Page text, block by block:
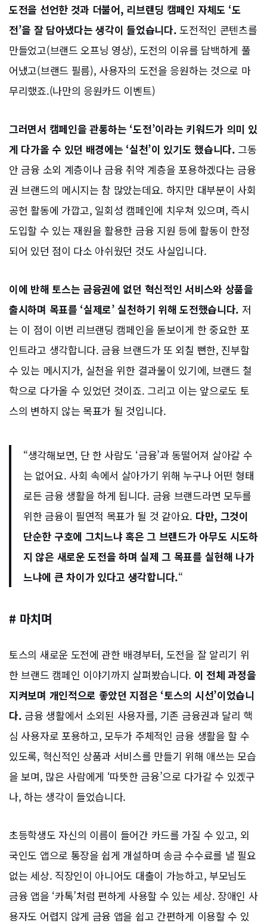
도전을 선언한 것과 더불어, 리브랜딩 캠페인 자체도 ‘도
전’을 잘 담아냈다는 생각이 들었습니다.도전적인 콘텐츠를
만들었고(브랜드 오프닝 영상), 도전의 이유를 담백하게 풀
어냈고(브랜드 필름), 사용자의 도전을 응원하는 것으로 마
무리했죠.(나만의 응원카드 이벤트)
그러면서 캠페인을 관통하는 ‘도전’이라는 키워드가 의미 있
게 다가올 수 있던 배경에는 ‘실천’이 있기도 했습니다. 그동
안 금융 소외 계층이나 금융 취약 계층을 포용하겠다는 금융
권 브랜드의 메시지는 참 많았는데요. 하지만 대부분이 사회
공헌 활동에 가깝고, 일회성 캠페인에 치우쳐 있으며, 즉시
도입할 수 있는 재원을 활용한 금융 지원 등에 활동이 한정
되어 있던 점이 다소 아쉬웠던 것도 사실입니다.
이에 반해 토스는 금융권에 없던 혁신적인 서비스와 상품을
출시하며 목표를 ‘실제로’ 실천하기 위해 도전했습니다. 저
는 이 점이 이번 리브랜딩 캠페인을 돋보이게 한 중요한 포
인트라고 생각합니다. 금융 브랜드가 또 외칠 뻔한, 진부할
수 있는 메시지가, 실천을 위한 결과물이 있기에, 브랜드 철
학으로 다가올 수 있었던 것이죠. 그리고 이는 앞으로도 토
스의 변하지 않는 목표가 될 것입니다.
“생각해보면, 단 한 사람도 ‘금융’과 동떨어져 살아갈 수
는 없어요. 사회 속에서 살아가기 위해 누구나 어떤 형태
로든 금융 생활을 하게 됩니다. 금융 브랜드라면 모두를
위한 금융이 필연적 목표가 될 것 같아요. 다만, 그것이
단순한 구호에 그치느냐 혹은 그 브랜드가 아무도 시도하
지 않은 새로운 도전을 하며 실제 그 목표를 실현해 나가
느냐에 큰 차이가 있다고 생각합니다.“
# 마치며
토스의 새로운 도전에 관한 배경부터, 도전을 잘 알리기 위
한 브랜드 캠페인 이야기까지 살펴봤습니다. 이 전체 과정을
지켜보며 개인적으로 좋았던 지점은 ‘토스의 시선’이었습니
다. 금융 생활에서 소외된 사용자를, 기존 금융권과 달리 핵
심 사용자로 포용하고, 모두가 주체적인 금융 생활을 할 수
있도록, 혁신적인 상품과 서비스를 만들기 위해 애쓰는 모습
을 보며, 많은 사람에게 ‘따뜻한 금융’으로 다가갈 수 있겠구
나, 하는 생각이 들었습니다.
초등학생도 자신의 이름이 들어간 카드를 가질 수 있고, 외
국인도 앱으로 통장을 쉽게 개설하며 송금 수수료를 낼 필요
없는 세상. 직장인이 아니어도 대출이 가능하고, 부모님도
금융 앱을 ‘카톡’처럼 편하게 사용할 수 있는 세상. 장애인 사
용자도 어렵지 않게 금융 앱을 쉽고 간편하게 이용할 수 있